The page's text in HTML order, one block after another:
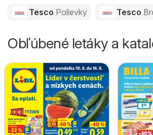
Tesco Polievky Tesco
Obľúbené letáky a